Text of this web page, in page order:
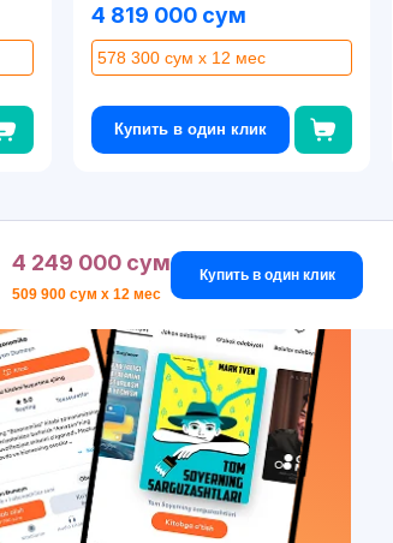
4 819 000 сум
578 300 сум x 12 мес
Купить в один клик
4 249 000 сум
509 900 сум x 12 мес
Купить в один клик